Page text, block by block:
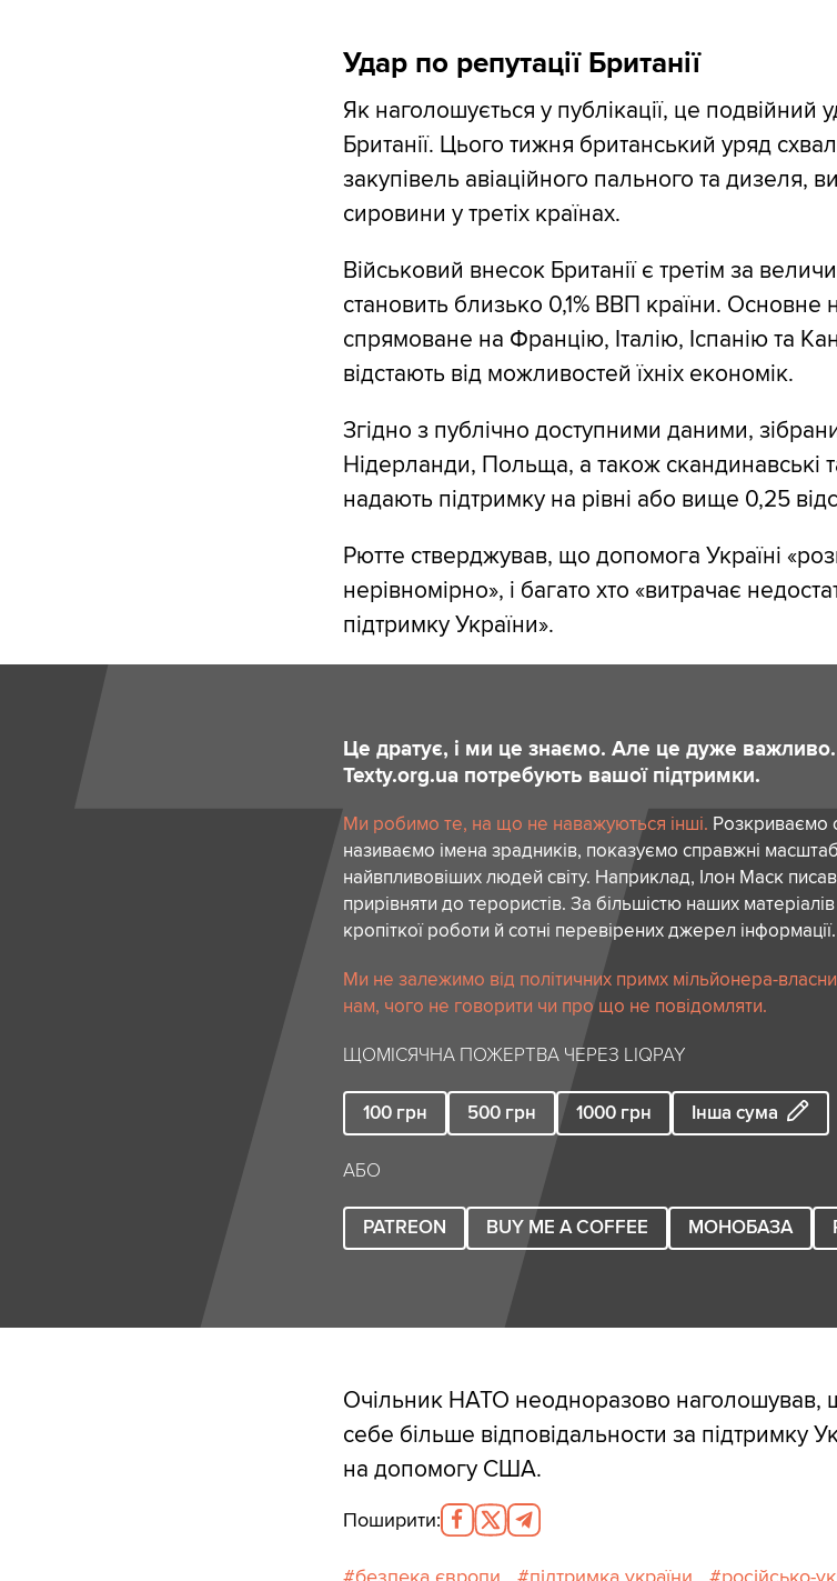
Удар по репутації Британії
Як наголошується у публікації, це подвійний
Британії. Цього тижня британський уряд
закупівель авіаційного пального та дизеля,
сировини у третіх країнах.
Військовий внесок Британії є третім за
становить близько 0,1% ВВП країни. Основне
спрямоване на Францію, Італію, Іспанію та
відстають від можливостей їхніх економік.
Згідно з публічно доступними даними,
Нідерланди, Польща, а також скандинавські
надають підтримку на рівні або вище 0,25
Рютте стверджував, що допомога Україні
нерівномірно», і багато хто «витрачає
підтримку України».
Це дратує, і ми це знаємо. Але це дуже важливо.
Texty.org.ua потребують вашої підтримки.
Ми робимо те, на що не наважуються інші. Розкриваємо
називаємо імена зрадників, показуємо справжні
найвпливовіших людей світу. Наприклад, Ілон Маск
прирівняти до терористів. За більшістю наших
кропіткої роботи й сотні перевірених джерел інформації.
Ми не залежимо від політичних примх мільйонера-
нам, чого не говорити чи про що не повідомляти.
ЩОМІСЯЧНА ПОЖЕРТВА ЧЕРЕЗ LIQPAY
100 грн 500 грн 1000 грн Інша сума
АБО
PATREON BUY ME A COFFEE МОНОБАЗА
Очільник НАТО неодноразово наголошував,
себе більше відповідальности за підтримку
на допомогу США.
Поширити: